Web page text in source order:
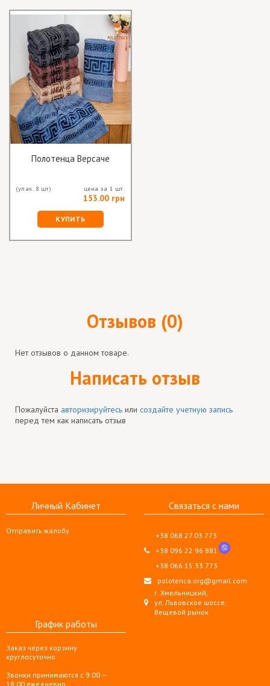
Полотенца Версаче
(упак. 8 шт) цена за 1 шт.
153.00 грн
КУПИТЬ
Отзывов (0)
Нет отзывов о данном товаре.
Написать отзыв
Пожалуйста авторизируйтесь или создайте учетную запись
перед тем как написать отзыв
Личный Кабинет
Отправить жалобу
Связаться с нами
+38 068 27 03 773
+38 096 22 96 881
+38 066 15 33 773
polotenca.org@gmail.com
г. Хмельницкий,
ул. Львовское шоссе,
Вещевой рынок
График работы
Заказ через корзину
круглосуточно
Звонки принимаются с 9:00 —
18:00 ежедневно